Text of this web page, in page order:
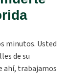
minutos. Usted
de su
ahí, trabajamos